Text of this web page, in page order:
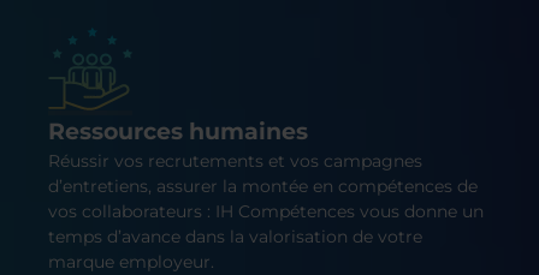
Ressources humaines
Réussir vos recrutements et vos campagnes
d’entretiens, assurer la montée en compétences de
vos collaborateurs : IH Compétences vous donne un
temps d’avance dans la valorisation de votre
marque employeur.